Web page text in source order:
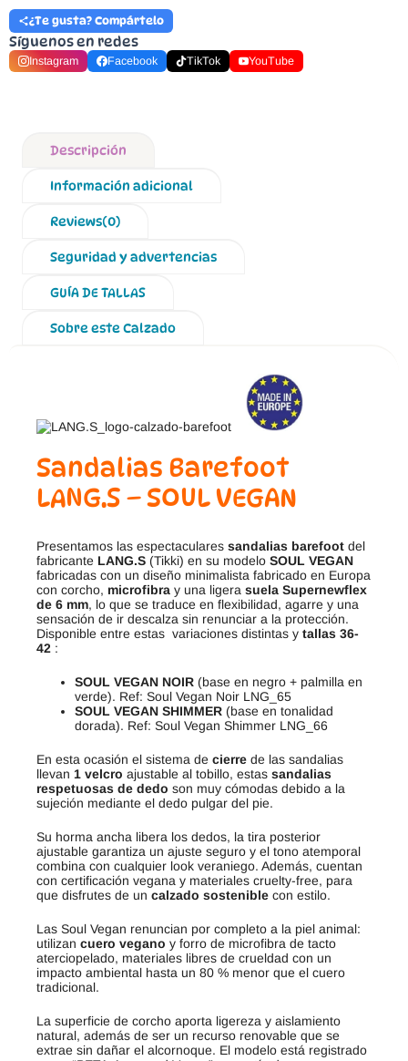
¿Te gusta? Compártelo
Síguenos en redes
Instagram Facebook TikTok YouTube
Descripción
Información adicional
Reviews(0)
Seguridad y advertencias
GUÍA DE TALLAS
Sobre este Calzado
Sandalias Barefoot
LANG.S – SOUL VEGAN
Presentamos las espectaculares sandalias barefoot del
fabricante LANG.S (Tikki) en su modelo SOUL VEGAN
fabricadas con un diseño minimalista fabricado en Europa
con corcho, microfibra y una ligera suela Supernewflex
de 6 mm, lo que se traduce en flexibilidad, agarre y una
sensación de ir descalza sin renunciar a la protección.
Disponible entre estas variaciones distintas y tallas 36-
42 :
SOUL VEGAN NOIR (base en negro + palmilla en
verde). Ref: Soul Vegan Noir LNG_65
SOUL VEGAN SHIMMER (base en tonalidad
dorada). Ref: Soul Vegan Shimmer LNG_66
En esta ocasión el sistema de cierre de las sandalias
llevan 1 velcro ajustable al tobillo, estas sandalias
respetuosas de dedo son muy cómodas debido a la
sujeción mediante el dedo pulgar del pie.
Su horma ancha libera los dedos, la tira posterior
ajustable garantiza un ajuste seguro y el tono atemporal
combina con cualquier look veraniego. Además, cuentan
con certificación vegana y materiales cruelty-free, para
que disfrutes de un calzado sostenible con estilo.
Las Soul Vegan renuncian por completo a la piel animal:
utilizan cuero vegano y forro de microfibra de tacto
aterciopelado, materiales libres de crueldad con un
impacto ambiental hasta un 80 % menor que el cuero
tradicional.
La superficie de corcho aporta ligereza y aislamiento
natural, además de ser un recurso renovable que se
extrae sin dañar el alcornoque. El modelo está registrado